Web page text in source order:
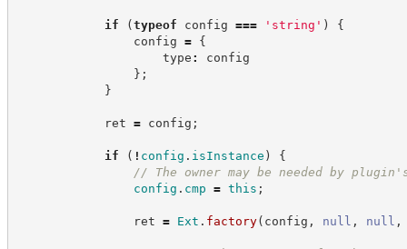
if (typeof config === ' string ' )
{
config =
{
type :
config
} ;
}
ret = config ;
if ( ! config . isInstance )
{
// The owner may be needed by
config . cmp = this ;
ret = Ext . factory( config , null , null ,